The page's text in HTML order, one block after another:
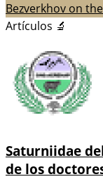
Artículos 🔬
Saturniidae
de los